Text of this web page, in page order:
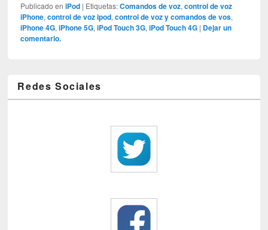
Publicado en iPod | Etiquetas: Comandos de voz,control de voz
iPhone,control de voz ipod,control de voz y comandos de vos,
iPhone 4G,iPhone 5G,iPod Touch 3G,iPod Touch 4G | Dejar un
comentario.
Redes Sociales